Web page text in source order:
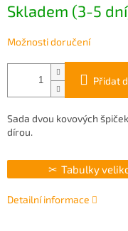
cena:
Skladem (3-5
Možnosti doručení
Přidat
Sada dvou kovových
dírou.
Tabulky
Detailní informace